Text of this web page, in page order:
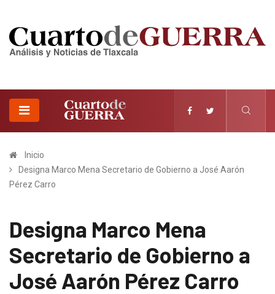
Inicio
Designa Marco Mena Secretario de Gobierno a José Aarón
Pérez Carro
Designa Marco Mena
Secretario de Gobierno a
José Aarón Pérez Carro